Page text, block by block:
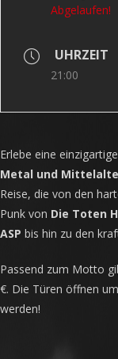
Abgelaufen!
UHRZEIT
21:00
Erlebe eine
Metal und
Reise, die von den
Punk von Die Toten
ASP bis hin zu den
Passend zum Motto
€. Die Türen öffnen
werden!